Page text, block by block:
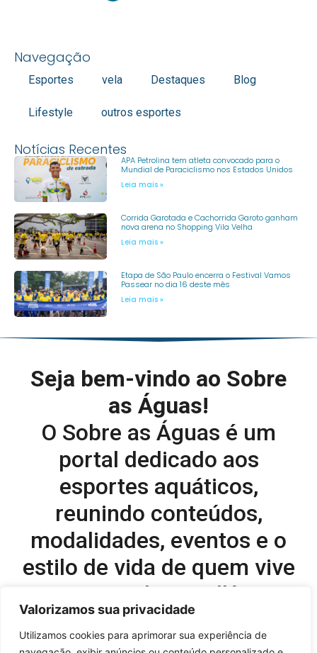
Valorizamos sua privacidade
Utilizamos cookies para aprimorar sua experiência de
Navegação
Esportes vela Destaques Blog
Lifestyle outros esportes
Notícias Recentes
APA Petrolina tem atleta convocado para o
Mundial de Paraciclismo nos Estados Unidos
Leia mais »
Corrida Garotada e Cachorrida Garoto ganham
nova arena no Shopping Vila Velha
Leia mais »
Etapa de São Paulo encerra o Festival Vamos
Passear no dia 16 deste mês
Leia mais »
Seja bem-vindo ao Sobre
as Águas!
O Sobre as Águas é um
portal dedicado aos
esportes aquáticos,
reunindo conteúdos,
modalidades, eventos e o
estilo de vida de quem vive
o esporte dentro d’água.